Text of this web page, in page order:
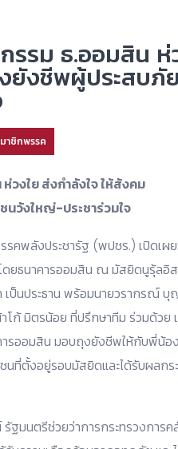
รรม ธ.ออมสิน ห่
ยังชีพผู้ประสบภั
าชิกพรรค
งใย ส่งกำลังใจ ให้สังคม
วังใหญ่-ประชาร่วมใจ
พลังประชารัฐ (พปชร.) เปิดเผย
ดยธนาคารออมสิน ณ มัสยิดนูรุ้ลอิ
ป็นประธาน พร้อมนายวรากรณ์ บุ
ก้ มิตรน้อย ที่ปรึกษาทีม ร่วมด้วย
รออมสิน มอบถุงยังชีพให้กับพี่น้อ
นที่ตั้งอยู่รอบมัสยิดและได้รับผลกร
นตรีช่วยว่าการกระทรวงการคลั